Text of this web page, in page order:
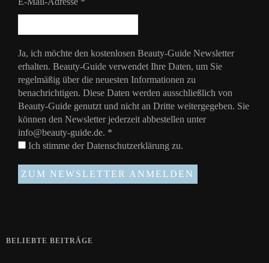
Ja, ich möchte den kostenlosen Beauty-Guide Newsletter
erhalten. Beauty-Guide verwendet Ihre Daten, um Sie
regelmäßig über die neuesten Informationen zu
benachrichtigen. Diese Daten werden ausschließlich von
Beauty-Guide genutzt und nicht an Dritte weitergegeben. Sie
können den Newsletter jederzeit abbestellen unter
info@beauty-guide.de. *
Ich stimme derDatenschutzerklärung zu.
BELIEBTE BEITRÄGE